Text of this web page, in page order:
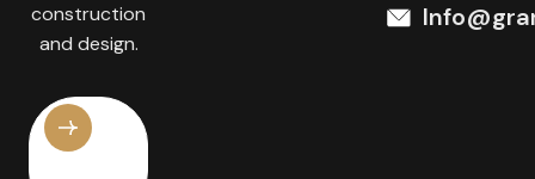
construction
and design.